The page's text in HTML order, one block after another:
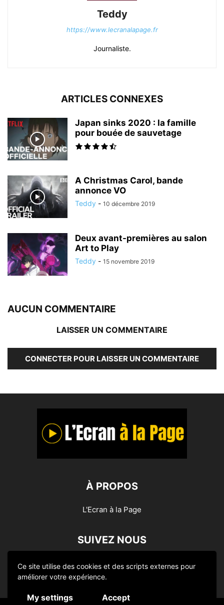
Ce site utilise des cookies et des scripts externes pour
améliorer votre expérience.
My settings Accept
Teddy
https://www.lecranalapage.fr
Journaliste.
ARTICLES CONNEXES
Japan sinks 2020 : la famille
pour bouée de sauvetage
A Christmas Carol, bande
annonce VO
Teddy - 10 décembre 2019
Deux avant-premières au salon
Art to Play
Teddy - 15 novembre 2019
AUCUN COMMENTAIRE
LAISSER UN COMMENTAIRE
CONNECTER POUR LAISSER UN COMMENTAIRE
À PROPOS
L'Ecran à la Page
SUIVEZ NOUS